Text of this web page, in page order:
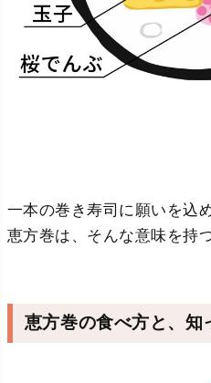
一本の巻き寿司に願いを込め
恵方巻は、そんな意味を持
恵方巻の食べ方と、知